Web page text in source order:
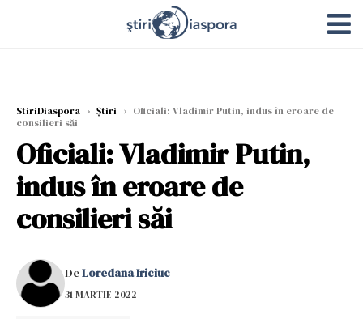
StiriDiaspora › Știri › Oficiali: Vladimir Putin, indus în eroare de
consilieri săi
Oficiali: Vladimir Putin,
indus în eroare de
consilieri săi
DeLoredana Iriciuc
31 MARTIE 2022